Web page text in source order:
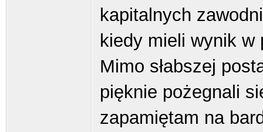
kapitalnych
kiedy mieli wynik
Mimo słabszej
pięknie pożegnali
zapamiętam na